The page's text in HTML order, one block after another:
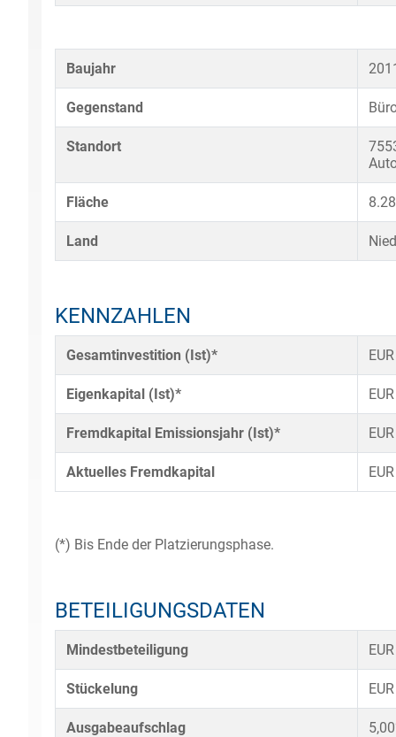
Baujahr
Gegenstand
Standort
Fläche
Land
KENNZAHLEN
Gesamtinvestition (Ist)*
Eigenkapital (Ist)*
Fremdkapital Emissionsjahr (Ist)*
Aktuelles Fremdkapital
(*) Bis Ende der Platzierungsphase.
BETEILIGUNGSDATEN
Mindestbeteiligung
Stückelung
Ausgabeaufschlag